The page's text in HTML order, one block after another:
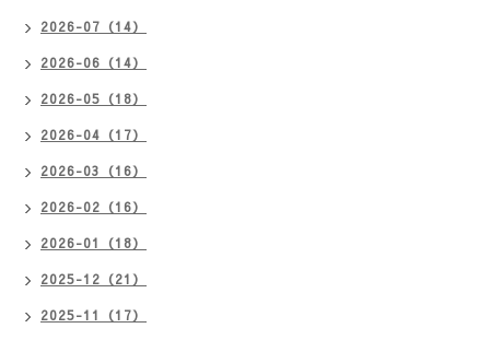
2026-07（14）
2026-06（14）
2026-05（18）
2026-04（17）
2026-03（16）
2026-02（16）
2026-01（18）
2025-12（21）
2025-11（17）